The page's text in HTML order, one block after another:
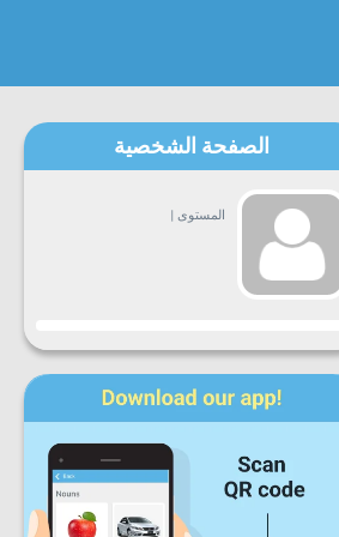
الصفحة الشخصية
المستوى |
التقدم
ث